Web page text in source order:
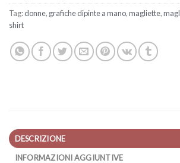
Tag:donne, grafiche dipinte a mano,magliette,
shirt
DESCRIZIONE
INFORMAZIONI AGGIUNTIVE